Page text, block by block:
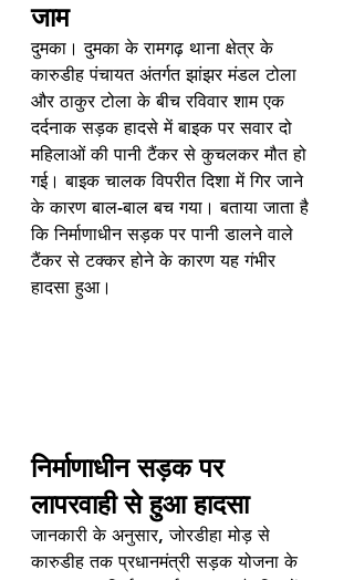
जाम
दुमका। दुमका के रामगढ़ थाना क्षेत्र के
कारुडीह पंचायत अंतर्गत झांझर मंडल टोला
और ठाकुर टोला के बीच रविवार शाम एक
दर्दनाक सड़क हादसे में बाइक पर सवार दो
महिलाओं की पानी टैंकर से कुचलकर मौत हो
गई। बाइक चालक विपरीत दिशा में गिर जाने
के कारण बाल-बाल बच गया। बताया जाता है
कि निर्माणाधीन सड़क पर पानी डालने वाले
टैंकर से टक्कर होने के कारण यह गंभीर
हादसा हुआ।
निर्माणाधीन सड़क पर
लापरवाही से हुआ हादसा
जानकारी के अनुसार, जोरडीहा मोड़ से
कारुडीह तक प्रधानमंत्री सड़क योजना के